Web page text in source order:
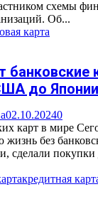
схемы
Об...
карта
банковские
до Японии
02.10.20240
карт в мире
жизнь без
сделали
кредитная